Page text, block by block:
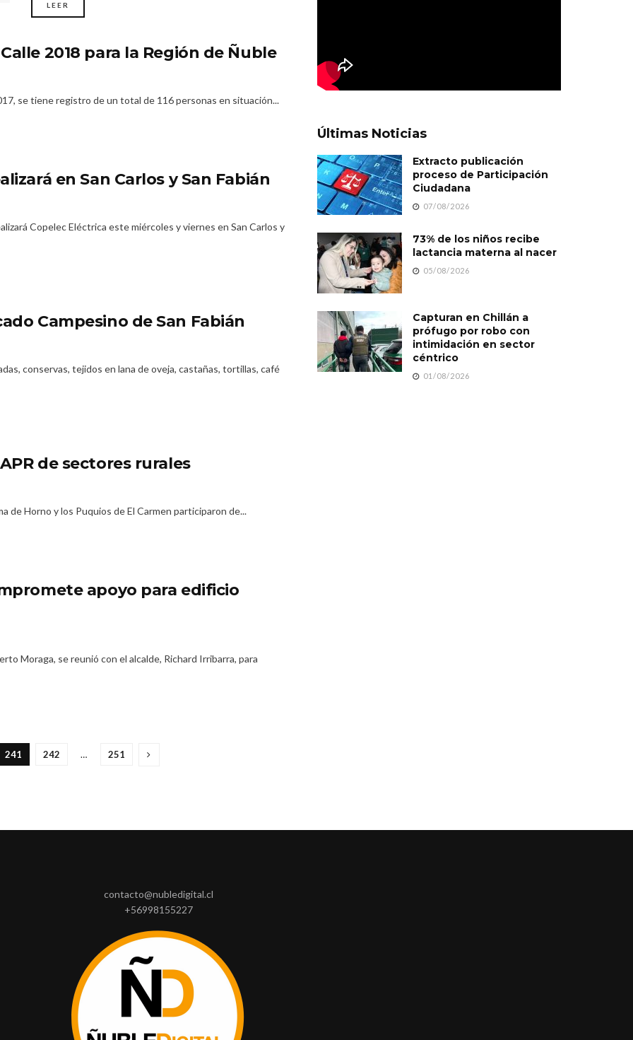
LEER
2018 para la Región de Ñuble
se tiene registro de un total de 116 personas en situación...
en San Carlos y San Fabián
Copelec Eléctrica este miércoles y viernes en San Carlos y
Campesino de San Fabián
conservas, tejidos en lana de oveja, castañas, tortillas, café
de sectores rurales
de Horno y los Puquios de El Carmen participaron de...
apoyo para edificio
Moraga, se reunió con el alcalde, Richard Irribarra, para
241 242 … 251
Últimas Noticias
Extracto publicación
proceso de Participación
Ciudadana
07/08/2026
73% de los niños recibe
lactancia materna al nacer
05/08/2026
Capturan en Chillán a
prófugo por robo con
intimidación en sector
céntrico
01/08/2026
contacto@nubledigital.cl
+56998155227